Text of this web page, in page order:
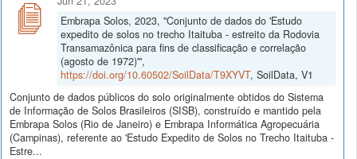
Embrapa Solos, 2023, "Conjunto de dados do 'Estudo
expedito de solos no trecho Itaituba - estreito da Rodovia
Transamazônica para fins de classificação e correlação
(agosto de 1972)'",
https://doi.org/10.60502/SoilData/T9XYVT, SoilData, V1
Conjunto de dados públicos do solo originalmente obtidos do Sistema
de Informação de Solos Brasileiros (SISB), construído e mantido pela
Embrapa Solos (Rio de Janeiro) e Embrapa Informática Agropecuária
(Campinas), referente ao 'Estudo Expedito de Solos no Trecho Itaituba -
Estre...